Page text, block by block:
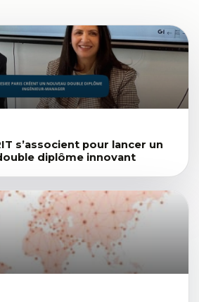
s’associent pour lancer un
diplôme innovant